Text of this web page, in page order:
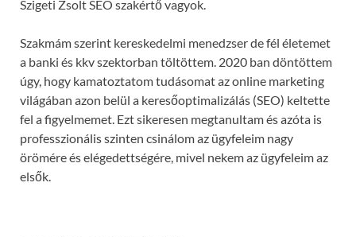
Szigeti Zsolt SEO szakértő vagyok.
Szakmám szerint kereskedelmi menedzser de fél életemet
a banki és kkv szektorban töltöttem. 2020 ban döntöttem
úgy, hogy kamatoztatom tudásomat az online marketing
világában azon belül a keresőoptimalizálás (SEO) keltette
fel a figyelmemet. Ezt sikeresen megtanultam és azóta is
professzionális szinten csinálom az ügyfeleim nagy
örömére és elégedettségére, mivel nekem az ügyfeleim az
elsők.